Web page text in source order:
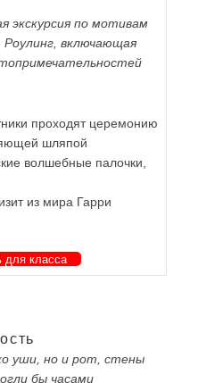
экскурсия по мотивам
включающая
проходят церемонию
шляпой
волшебные палочки,
из мира Гарри
для класса
уши, но и рот, стены
бы часами